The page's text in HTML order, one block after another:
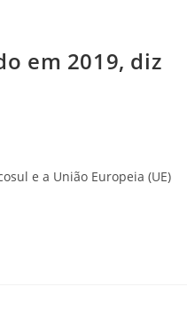
em 2019, diz
e a União Europeia (UE)